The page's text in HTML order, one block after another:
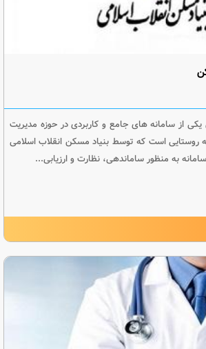
یکی از سامانه های جامع و کاربردی در حوزه مدیریت
است که توسط بنیاد مسکن انقلاب اسلامی
به منظور ساماندهی، نظارت و ارزیابی...